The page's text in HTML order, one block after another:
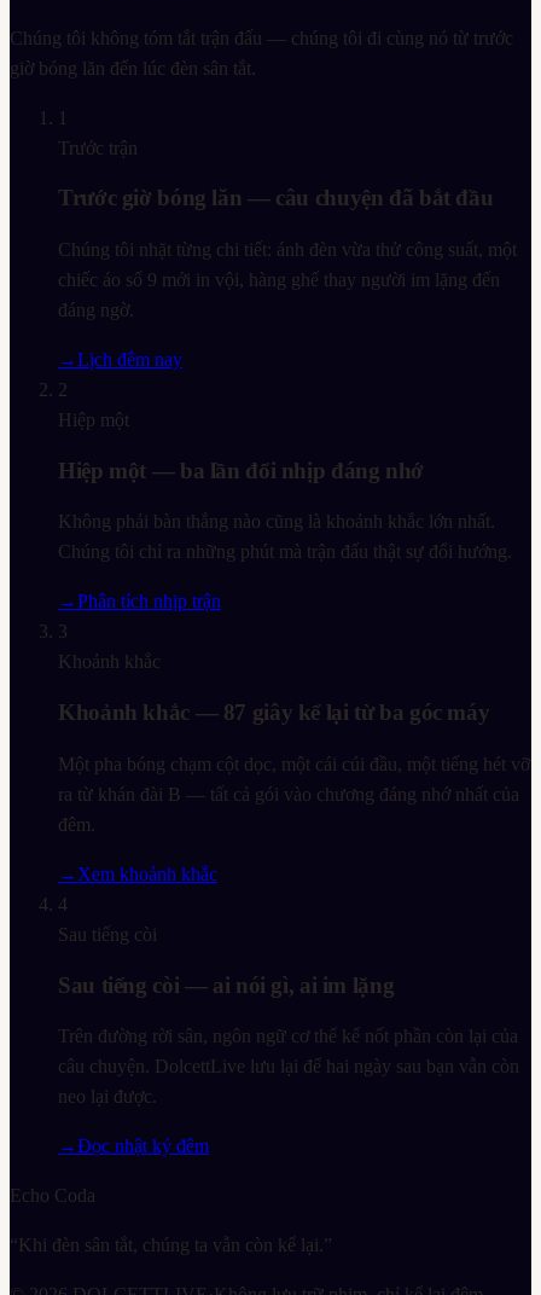
Chúng tôi không tóm tắt trận đấu — chúng tôi đi cùng nó từ trước
giờ bóng lăn đến lúc đèn sân tắt.
1
Trước trận
Trước giờ bóng lăn — câu chuyện đã bắt đầu
Chúng tôi nhặt từng chi tiết: ánh đèn vừa thử công suất, một
chiếc áo số 9 mới in vội, hàng ghế thay người im lặng đến
đáng ngờ.
→Lịch đêm nay
2
Hiệp một
Hiệp một — ba lần đổi nhịp đáng nhớ
Không phải bàn thắng nào cũng là khoảnh khắc lớn nhất.
Chúng tôi chỉ ra những phút mà trận đấu thật sự đổi hướng.
→Phân tích nhịp trận
3
Khoảnh khắc
Khoảnh khắc — 87 giây kể lại từ ba góc máy
Một pha bóng chạm cột dọc, một cái cúi đầu, một tiếng hét vỡ
ra từ khán đài B — tất cả gói vào chương đáng nhớ nhất của
đêm.
→ Xem khoảnh khắc
4
Sau tiếng còi
Sau tiếng còi — ai nói gì, ai im lặng
Trên đường rời sân, ngôn ngữ cơ thể kể nốt phần còn lại của
câu chuyện. DolcettLive lưu lại để hai ngày sau bạn vẫn còn
neo lại được.
→Đọc nhật ký đêm
Echo Coda
“Khi đèn sân tắt, chúng ta vẫn còn kể lại.”